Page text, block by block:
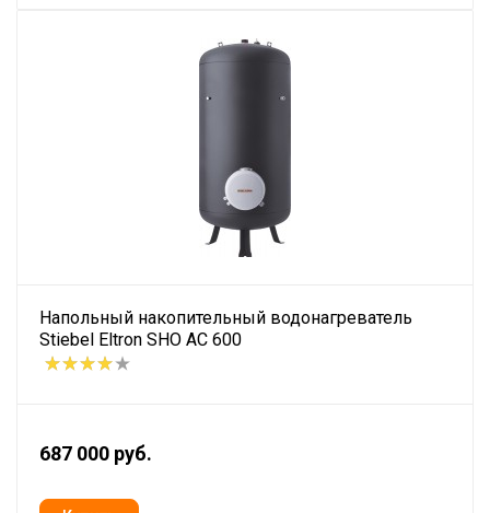
Напольный накопительный водонагреватель
Stiebel Eltron SHO AC 600
687 000 руб.